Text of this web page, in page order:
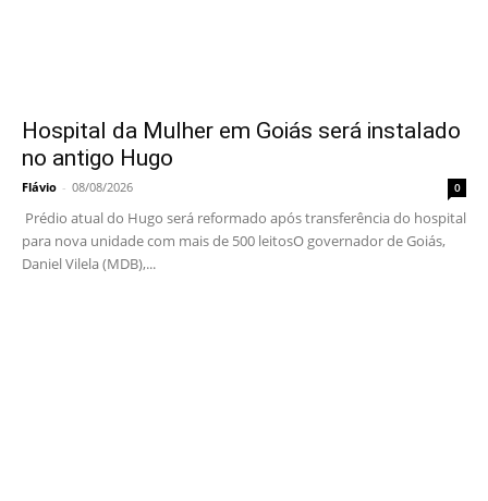
Hospital da Mulher em Goiás será instalado
no antigo Hugo
Flávio - 08/08/2026 0
Prédio atual do Hugo será reformado após transferência do hospital
para nova unidade com mais de 500 leitosO governador de Goiás,
Daniel Vilela (MDB),...